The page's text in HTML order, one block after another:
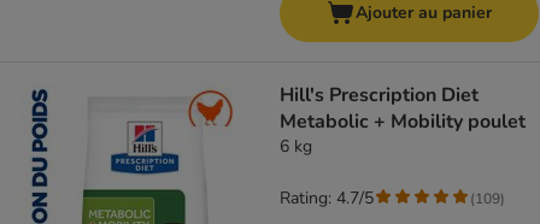
Ajouter au panier
Hill's Prescription Diet
Metabolic + Mobility poulet
6 kg
Rating: 4.7/5 (109)